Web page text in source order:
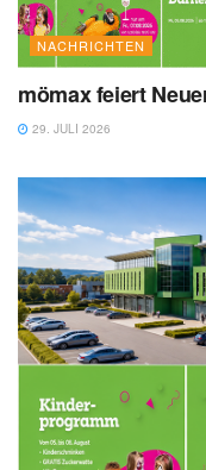
NACHRICHTEN
mömax feiert
29. JULI 2026